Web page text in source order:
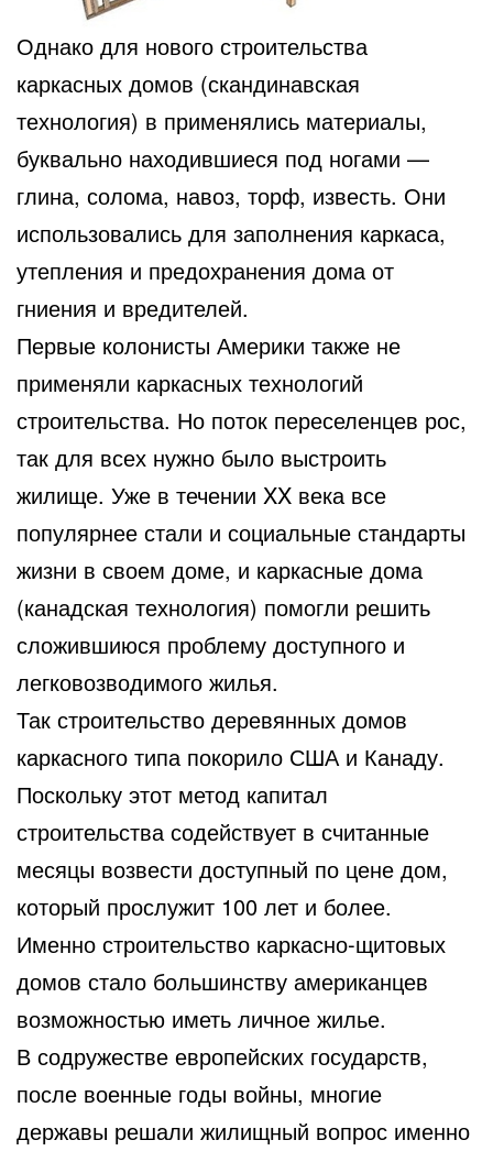
Однако для нового строительства
каркасных домов (скандинавская
технология) в применялись материалы,
буквально находившиеся под ногами —
глина, солома, навоз, торф, известь. Они
использовались для заполнения каркаса,
утепления и предохранения дома от
гниения и вредителей.
Первые колонисты Америки также не
применяли каркасных технологий
строительства. Но поток переселенцев рос,
так для всех нужно было выстроить
жилище. Уже в течении XX века все
популярнее стали и социальные стандарты
жизни в своем доме, и каркасные дома
(канадская технология) помогли решить
сложившиюся проблему доступного и
легковозводимого жилья.
Так строительство деревянных домов
каркасного типа покорило США и Канаду.
Поскольку этот метод капитал
строительства содействует в считанные
месяцы возвести доступный по цене дом,
который прослужит 100 лет и более.
Именно строительство каркасно-щитовых
домов стало большинству американцев
возможностью иметь личное жилье.
В содружестве европейских государств,
после военные годы войны, многие
державы решали жилищный вопрос именно